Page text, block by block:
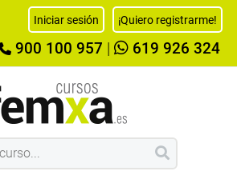
Iniciar sesión ¡Quiero registrarme!
900 100 957 619 926 324